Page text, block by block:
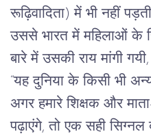
रूढ़िवादिता) में भी नहीं पड़ती
उससे भारत में महिलाओं के
बारे में उसकी राय मांगी गयी
“यह दुनिया के किसी भी
अगर हमारे शिक्षक और माता
पढ़ाएंगे, तो एक सही सिग्नल